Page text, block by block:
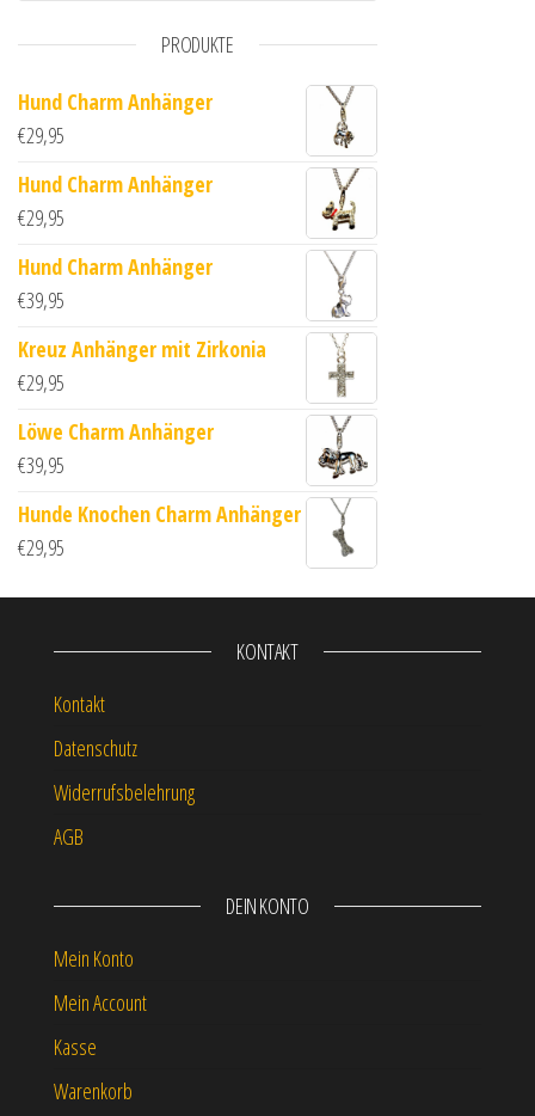
PRODUKTE
Hund Charm Anhänger
€29,95
Hund Charm Anhänger
€29,95
Hund Charm Anhänger
€39,95
Kreuz Anhänger mit Zirkonia
€29,95
Löwe Charm Anhänger
€39,95
Hunde Knochen Charm Anhänger
€29,95
KONTAKT
Kontakt
Datenschutz
Widerrufsbelehrung
AGB
DEIN KONTO
Mein Konto
Mein Account
Kasse
Warenkorb